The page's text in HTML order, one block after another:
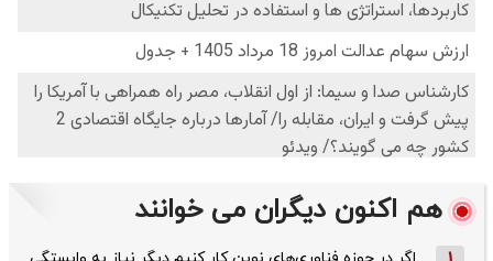
هم اکنون دیگران می خوانند